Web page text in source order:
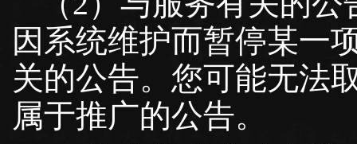
因系统维护而暂停某一
关的公告。您可能无法
属于推广的公告。